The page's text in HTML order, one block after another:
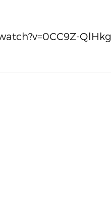
QlHkg